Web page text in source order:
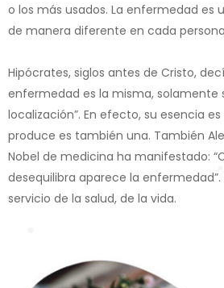
o los más usados. La enfermedad es
de manera diferente en cada
Hipócrates, siglos antes de Cristo,
enfermedad es la misma, solamente
localización”. En efecto, su esencia
produce es también una. También
Nobel de medicina ha manifestado:
desequilibra aparece la
servicio de la salud, de la vida.